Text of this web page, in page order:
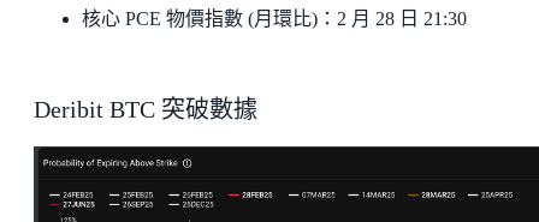
核心 PCE 物價指數 (月環比)：2 月 28 日 21:30
Deribit BTC 突破數據